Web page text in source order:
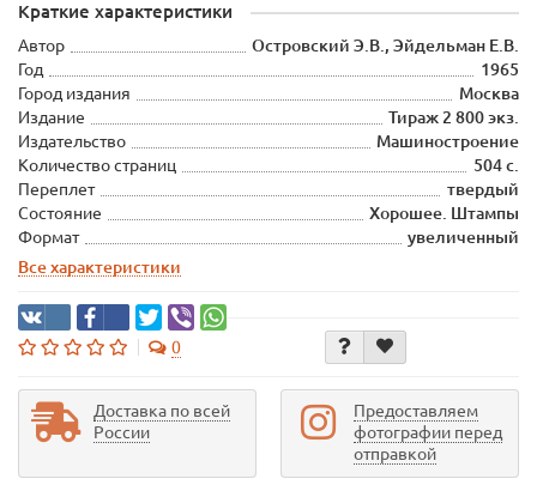
Краткие характеристики
Автор
Островский Э.В., Эйдельман Е.В.
Год
1965
Город издания
Москва
Издание
Тираж 2 800 экз.
Издательство
Машиностроение
Количество страниц
504 с.
Переплет
твердый
Состояние
Хорошее. Штампы
Формат
увеличенный
Все характеристики
0
Доставка по всей
России
Предоставляем
фотографии перед
отправкой